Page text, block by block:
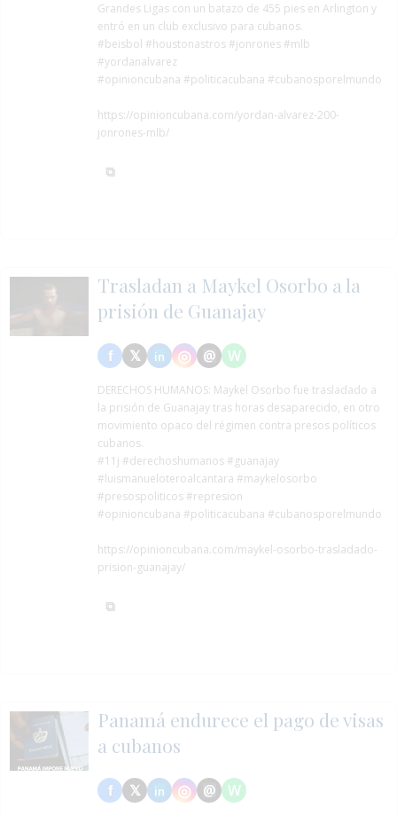
Grandes Ligas con un batazo de 455 pies en Arlington y
entró en un club exclusivo para cubanos.
#beisbol #houstonastros #jonrones #mlb
#yordanalvarez
#opinioncubana #politicacubana #cubanosporelmundo
https://opinioncubana.com/yordan-alvarez-200-
jonrones-mlb/
Trasladan a Maykel Osorbo a la
prisión de Guanajay
DERECHOS HUMANOS: Maykel Osorbo fue trasladado a
la prisión de Guanajay tras horas desaparecido, en otro
movimiento opaco del régimen contra presos políticos
cubanos.
#11j #derechoshumanos #guanajay
#luismanueloteroalcantara #maykelosorbo
#presospoliticos #represion
#opinioncubana #politicacubana #cubanosporelmundo
https://opinioncubana.com/maykel-osorbo-trasladado-
prision-guanajay/
Panamá endurece el pago de visas
a cubanos